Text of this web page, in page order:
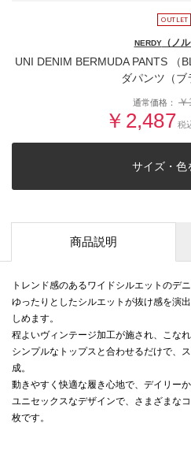
NERDY（ノル
UNI DENIM BERMUDA PANTS
ダパンツ（ブ
通常価格： ￥
￥2,487税
サイズ・色
商品説明
トレンド感のあるワイドシルエットのデ
ゆったりとしたシルエットが抜け感を演
しめます。
程よいヴィンテージ加工が施され、こなれ
シンプルなトップスと合わせるだけで、
成。
動きやすく快適な履き心地で、デイリー
ユニセックスなデザインで、さまざまな
枚です。